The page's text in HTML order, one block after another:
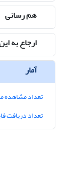
هم رسانی
ارجاع به
آمار
تعداد مشاهده
تعداد دریافت